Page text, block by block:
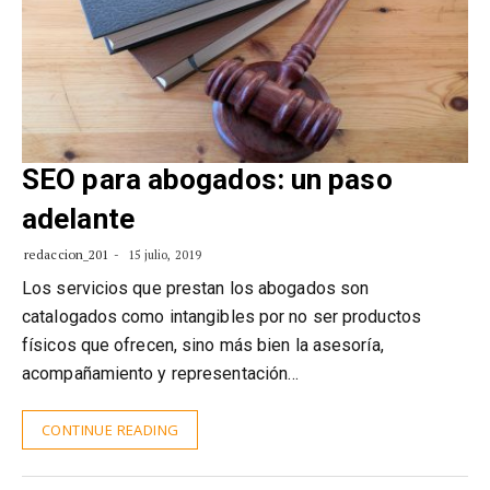
SEO para abogados: un paso
adelante
redaccion_201 15 julio, 2019
Los servicios que prestan los abogados son
catalogados como intangibles por no ser productos
físicos que ofrecen, sino más bien la asesoría,
acompañamiento y representación…
CONTINUE READING